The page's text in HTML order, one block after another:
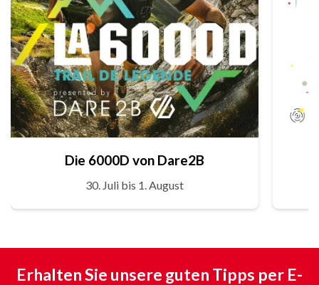
Die 6000D von Dare2B
30. Juli bis 1. August
Erhalten Sie unsere guten Tipps per E-